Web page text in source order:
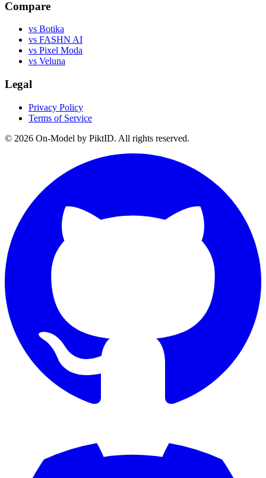
Compare
vs Botika
vs FASHN AI
vs Pixel Moda
vs Veluna
Legal
Privacy Policy
Terms of Service
© 2026 On-Model by PiktID. All rights reserved.